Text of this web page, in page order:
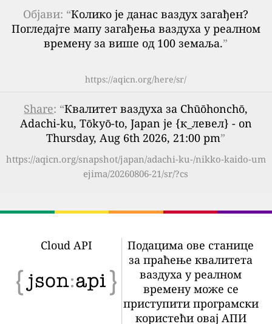
Објави: “Колико је данас ваздух загађен?
Погледајте мапу загађења ваздуха у реалном
времену за више од 100 земаља.”
https://aqicn.org/here/sr/
Share: “Квалитет ваздуха за Chūōhonchō,
Adachi-ku, Tōkyō-to, Japan је {к_левел} - on
Thursday, Aug 6th 2026, 21:00 pm”
https://aqicn.org/snapshot/japan/adachi-ku-/nikko-kaido-um
ejima/20260806-21/sr/?cs
Cloud API
Подацима ове станице
за праћење квалитета
ваздуха у реалном
времену може се
приступити програмски
користећи овај АПИ